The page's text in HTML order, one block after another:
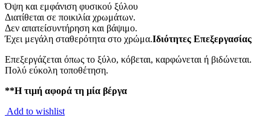
Όψη και εμφάνιση φυσικού ξύλου
Διατίθεται σε ποικιλία χρωμάτων.
Δεν απατείσυντήρηση και βάψιμο.
Έχει μεγάλη σταθερότητα στο χρώμα.Ιδιότητες Επεξεργασίας
Επεξεργάζεται όπως το ξύλο, κόβεται, καρφώνεται ή βιδώνεται.
Πολύ εύκολη τοποθέτηση.
**Η τιμή αφορά τη μία βέργα
Add to wishlist